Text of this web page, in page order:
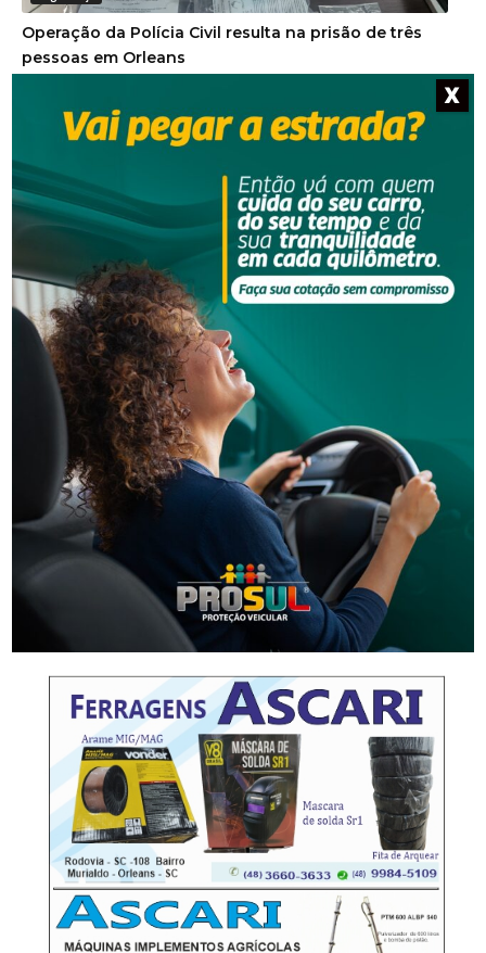
Operação da Polícia Civil resulta na prisão de três
pessoas em Orleans
Segurança
Homem procurado pela Justiça é preso em Orleans
Segurança
Polícia Militar apreende adolescente com moto
furtada em Tubarão
X